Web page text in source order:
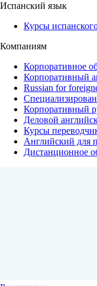
Испанский язык
Курсы
Компаниям
Корпоративное
Корпоративный
Russian for
Корпоративный
Деловой
Курсы
Английский для
Дистанционное